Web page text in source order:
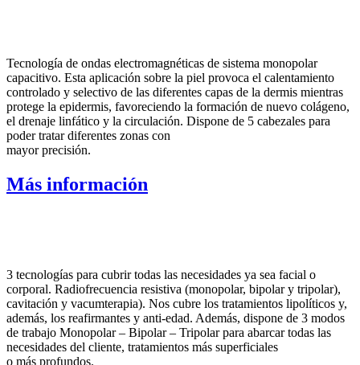
Tecnología de ondas electromagnéticas de sistema monopolar
capacitivo. Esta aplicación sobre la piel provoca el calentamiento
controlado y selectivo de las diferentes capas de la dermis mientras
protege la epidermis, favoreciendo la formación de nuevo colágeno,
el drenaje linfático y la circulación. Dispone de 5 cabezales para
poder tratar diferentes zonas con
mayor precisión.
Más información
3 tecnologías para cubrir todas las necesidades ya sea facial o
corporal. Radiofrecuencia resistiva (monopolar, bipolar y tripolar),
cavitación y vacumterapia). Nos cubre los tratamientos lipolíticos y,
además, los reafirmantes y anti-edad. Además, dispone de 3 modos
de trabajo Monopolar – Bipolar – Tripolar para abarcar todas las
necesidades del cliente, tratamientos más superficiales
o más profundos.